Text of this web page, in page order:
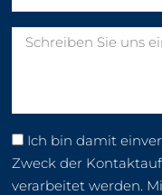
Ich bin damit
Zweck der
verarbeitet werden.